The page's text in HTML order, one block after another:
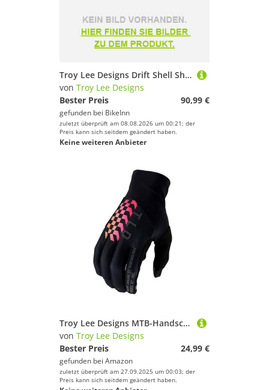
Troy Lee Designs Drift Shell Shorts Grau 36 Mann
von Troy Lee Designs
Bester Preis
90,99 €
gefunden bei BikeInn
zuletzt überprüft am 08.08.2026 um 00:21; der
Preis kann sich seitdem geändert haben.
Keine weiteren Anbieter
Troy Lee Designs MTB-Handschuhe Flowline Schwarz Gr. L
von Troy Lee Designs
Bester Preis
24,99 €
gefunden bei Amazon
zuletzt überprüft am 27.09.2025 um 00:03; der
Preis kann sich seitdem geändert haben.